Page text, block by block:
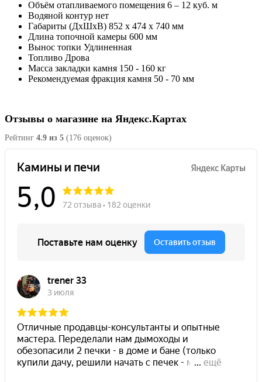
Объём отапливаемого помещения 6 – 12 куб. м
Водяной контур нет
Габариты (ДхШхВ) 852 х 474 х 740 мм
Длина топочной камеры 600 мм
Вынос топки Удлиненная
Топливо Дрова
Масса закладки камня 150 - 160 кг
Рекомендуемая фракция камня 50 - 70 мм
Отзывы о магазине на Яндекс.Картах
Рейтинг 4.9 из 5 (176 оценок)